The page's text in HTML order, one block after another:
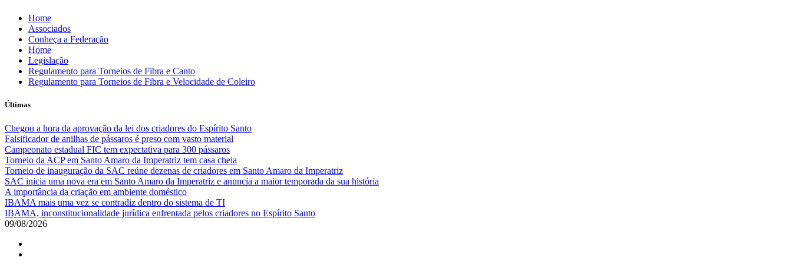
Skip
content
Home
Associados
Conheça a Federação
Home
Legislação
Regulamento para Torneios de Fibra e Canto
Regulamento para Torneios de Fibra e Velocidade de Coleiro
Últimas
Chegou a hora da aprovação da lei dos criadores do Espírito Santo
Falsificador de anilhas de pássaros é preso com vasto material
Campeonato estadual FIC tem expectativa para 300 pássaros
Torneio da ACP em Santo Amaro da Imperatriz tem casa cheia
Torneio de inauguração da SAC reúne dezenas de criadores em Santo Amaro da Imperatriz
SAC inicia uma nova era em Santo Amaro da Imperatriz e anuncia a maior temporada da sua história
A importância da criação em ambiente doméstico
IBAMA mais uma vez se contradiz dentro do sistema de TI
IBAMA, inconstitucionalidade jurídica enfrentada pelos criadores no Espírito Santo
09/08/2026